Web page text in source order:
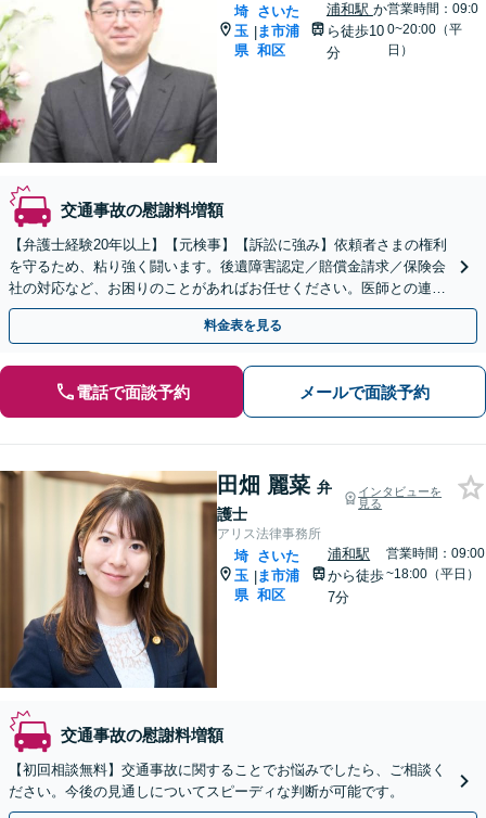
埼
玉
県
|
さいた
ま市浦
和区
浦和駅 か
ら徒歩10
分
営業時間：09:0
0~20:00（平
日）
交通事故の慰謝料増額
【弁護士経験20年以上】【元検事】【訴訟に強み】依頼者さまの権利
を守るため、粘り強く闘います。後遺障害認定／賠償金請求／保険会
社の対応など、お困りのことがあればお任せください。医師との連携
も可能です【初回相談無料】【夜間／休日の相談可能】
料金表を見る
電話で面談予約 メールで面談予約
田畑 麗菜 弁
護士
インタビューを
見る
アリス法律事務所
埼
玉
県
|
さいた
ま市浦
和区
浦和駅
から徒歩
7分
営業時間：09:00
~18:00（平日）
交通事故の慰謝料増額
【初回相談無料】交通事故に関することでお悩みでしたら、ご相談く
ださい。今後の見通しについてスピーディな判断が可能です。